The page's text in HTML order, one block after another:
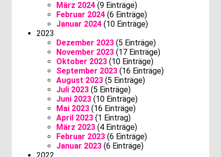
März 2024 (9 Einträge)
Februar 2024 (6 Einträge)
Januar 2024 (10 Einträge)
2023
Dezember 2023 (5 Einträge)
November 2023 (17 Einträge)
Oktober 2023 (10 Einträge)
September 2023 (16 Einträge)
August 2023 (5 Einträge)
Juli 2023 (5 Einträge)
Juni 2023 (10 Einträge)
Mai 2023 (16 Einträge)
April 2023 (1 Eintrag)
März 2023 (4 Einträge)
Februar 2023 (6 Einträge)
Januar 2023 (6 Einträge)